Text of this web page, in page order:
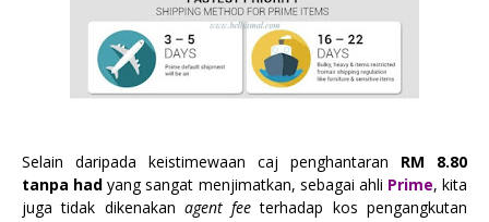
Selain daripada keistimewaan caj penghantaran RM 8.80
tanpa had yang sangat menjimatkan, sebagai ahli Prime, kita
juga tidak dikenakan agent fee terhadap kos pengangkutan